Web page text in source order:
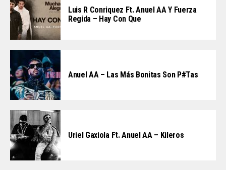
Luis R Conriquez Ft. Anuel AA Y Fuerza
Regida – Hay Con Que
Anuel AA – Las Más Bonitas Son P#tas
Uriel Gaxiola Ft. Anuel AA – Kileros